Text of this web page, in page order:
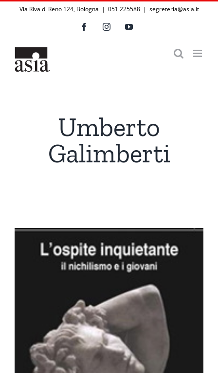
Via Riva di Reno 124, Bologna | 051 225588 | segreteria@asia.it
FacebookInstagramYouTube
Umberto
Galimberti